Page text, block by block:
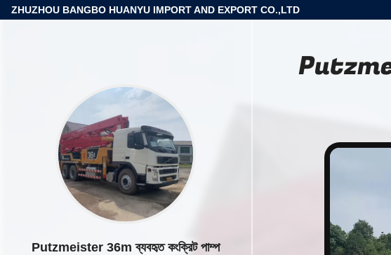
ZHUZHOU BANGBO HUANYU IMPORT AND EXPORT CO.,LTD
Putzmeister 36m ব্যবহৃত কংক্রিট পাম্প